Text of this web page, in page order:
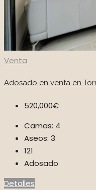
Venta
Adosado en venta en
520,000€
Camas: 4
Aseos: 3
121
Adosado
Detalles